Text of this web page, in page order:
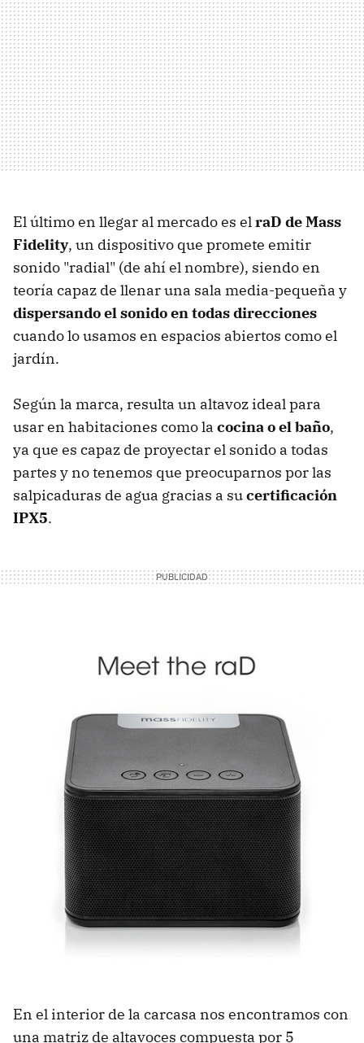
El último en llegar al mercado es elraD de Mass
Fidelity, un dispositivo que promete emitir
sonido "radial" (de ahí el nombre), siendo en
teoría capaz de llenar una sala media-pequeña y
dispersando el sonido en todas direcciones
cuando lo usamos en espacios abiertos como el
jardín.
Según la marca, resulta un altavoz ideal para
usar en habitaciones como la cocina o el baño,
ya que es capaz de proyectar el sonido a todas
partes y no tenemos que preocuparnos por las
salpicaduras de agua gracias a sucertificación
IPX5.
En el interior de la carcasa nos encontramos con
una matriz de altavoces compuesta por 5